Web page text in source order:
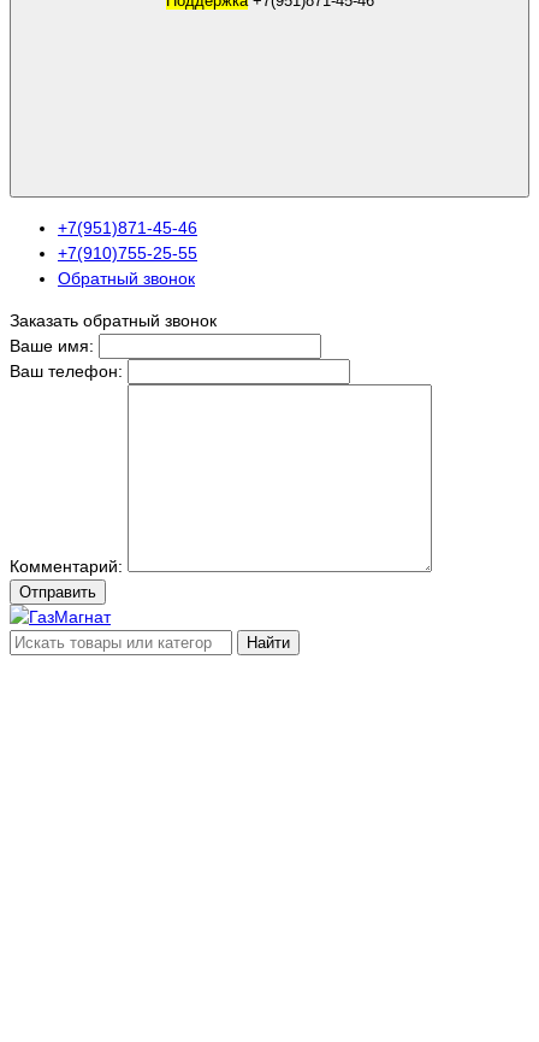
+7(951)871-45-46
+7(910)755-25-55
Обратный звонок
Заказать обратный звонок
Ваше имя:
Ваш телефон:
Комментарий:
Отправить
Найти